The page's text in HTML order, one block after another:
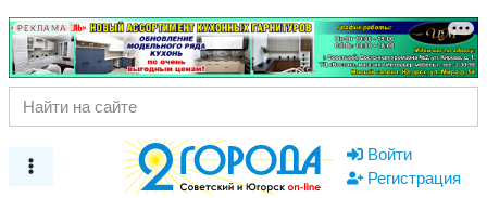
РЕКЛАМА
Войти
Регистрация